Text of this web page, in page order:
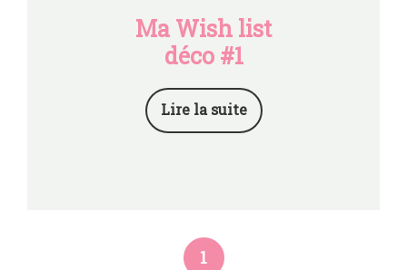
Ma Wish list
déco #1
Lire la suite
1